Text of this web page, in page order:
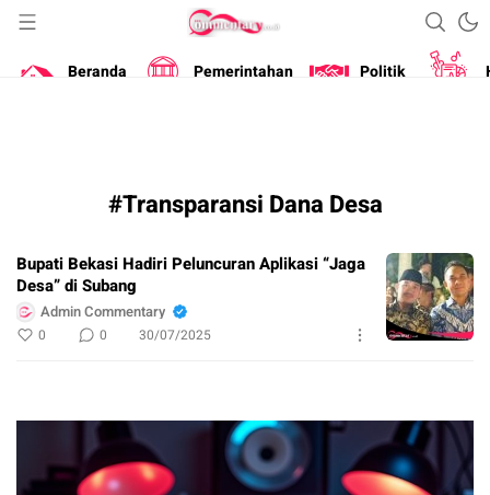
Commentary
Portal Berita Masa Kini
Beranda
Pemerintahan Politik
#Transparansi Dana Desa
Bupati Bekasi Hadiri Peluncuran Aplikasi “Jaga
Desa” di Subang
Admin Commentary
0 0 30/07/2025